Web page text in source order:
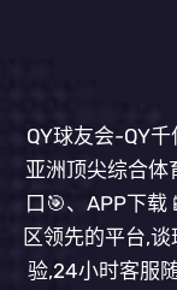
QY球友会-QY
亚洲顶尖综合体
口🎯、APP下载
区领先的平台,
验,24小时客服